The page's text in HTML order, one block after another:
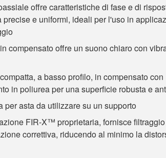
offre caratteristiche di fase e di
precise e uniformi, ideali per l'uso in
compensato offre un suono chiaro con
a basso profilo, in compensato con
in poliurea per una superficie robusta e
per asta da utilizzare su un supporto
FIR-X™ proprietaria, fornisce
correttiva, riducendo al minimo la